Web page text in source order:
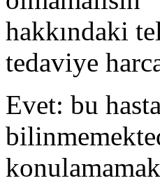
hakkındaki
tedaviye
Evet: bu